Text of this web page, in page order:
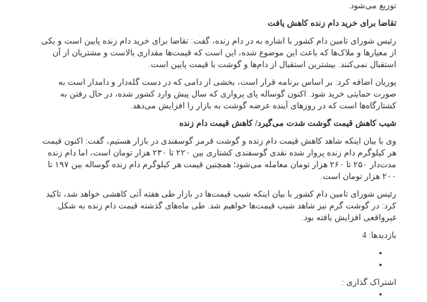
توزیع می‌شود.
تقاضا برای خرید دام زنده کاهش یافت
رئیس شورای تامین دام کشور با اشاره به در دام زنده، گفت: تقاضا برای خرید دام زنده پایین است و یکی
از معیارها و ملاک‌ها که باعث این موضوع شده، این است که قیمت‌ها مقداری بالاست و مشتریان از آن
استقبال نمی‌کنند. بیشترین استقبال از دام‌ها و گوشت با قیمت پایین است.
پوریان اضافه کرد: بر اساس برنامه قرار است، بخشی از دامی که در دست گله‌دار و دامدار است به
صورت حمایتی خرید شود. اکنون گوساله پای پرواری که سال پیش وارد کشور شده، در حال رفتن به
کشتارگاه‌ها است که در روزهای آینده عرضه گوشت به بازار را افزایش می‌دهد.
شیب کاهش قیمت گوشت شدت می‌گیرد/ کاهش قیمت دام زنده
وی با بیان اینکه شاهد کاهش قیمت دام زنده و گوشت قرمز گوسفندی در بازار هستیم، گفت: اکنون قیمت
هر کیلوگرم دام زنده پروار شده نقدی گوسفندی کشتاری بین ۲۲۰ تا ۲۳۰ هزار تومان است، اما دام زنده
مدت‌دار ۲۵۰ تا ۲۶۰ هزار تومان معامله می‌شود؛ همچنین قیمت هر کیلوگرم دام زنده گوساله بین ۱۹۷ تا
۲۰۰ هزار تومان است.
رئیس شورای تامین دام کشور با بیان اینکه شیب قیمت‌ها در بازار طی هفته آتی کاهشی خواهد شد، تاکید
کرد: در گوشت گرم نیز شاهد شیب قیمت‌ها خواهیم شد. طی ماه‌های گذشته قیمت دام زنده به شکل
غیرواقعی افزایش یافته بود.
بازدیدها: 4
اشتراک گذاری :